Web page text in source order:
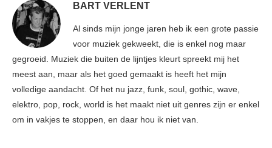
BART VERLENT
Al sinds mijn jonge jaren heb ik een grote passie
voor muziek gekweekt, die is enkel nog maar
gegroeid. Muziek die buiten de lijntjes kleurt spreekt mij het
meest aan, maar als het goed gemaakt is heeft het mijn
volledige aandacht. Of het nu jazz, funk, soul, gothic, wave,
elektro, pop, rock, world is het maakt niet uit genres zijn er enkel
om in vakjes te stoppen, en daar hou ik niet van.